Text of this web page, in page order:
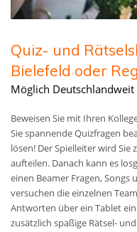
Quiz- und
Bielefeld oder
Möglich Deutschlandweit
Beweisen Sie mit Ihren
Sie spannende Quizfragen
lösen! Der Spielleiter wird Sie
aufteilen. Danach kann es
einen Beamer Fragen,
versuchen die einzelnen
Antworten über ein Tablet
zusätzlich spaßige Rätsel-